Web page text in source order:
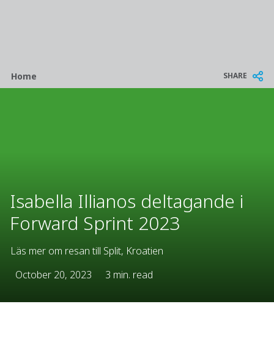
Breadcrumb
Home SHARE
Isabella Illianos deltagande i
Forward Sprint 2023
Läs mer om resan till Split, Kroatien
October 20, 2023
3 min. read